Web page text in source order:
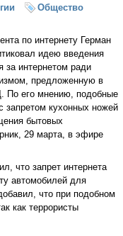
Общество
по интернету Герман
идею введения
за интернетом ради
предложенную в
По его мнению, подобные
запретом кухонных ножей
бытовых
29 марта, в эфире
что запрет интернета
автомобилей для
что при подобном
как террористы